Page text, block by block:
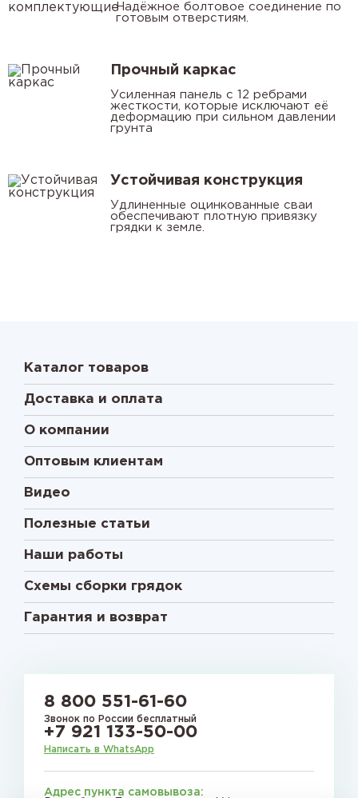
Надёжное болтовое соединение по
готовым отверстиям.
Прочный каркас
Усиленная панель с 12 ребрами
жесткости, которые исключают её
деформацию при сильном давлении
грунта
Устойчивая конструкция
Удлиненные оцинкованные сваи
обеспечивают плотную привязку
грядки к земле.
Каталог товаров
Доставка и оплата
О компании
Оптовым клиентам
Видео
Полезные статьи
Наши работы
Схемы сборки грядок
Гарантия и возврат
8 800 551-61-60
Звонок по России бесплатный
+7 921 133-50-00
Написать в WhatsApp
Адрес пункта самовывоза: